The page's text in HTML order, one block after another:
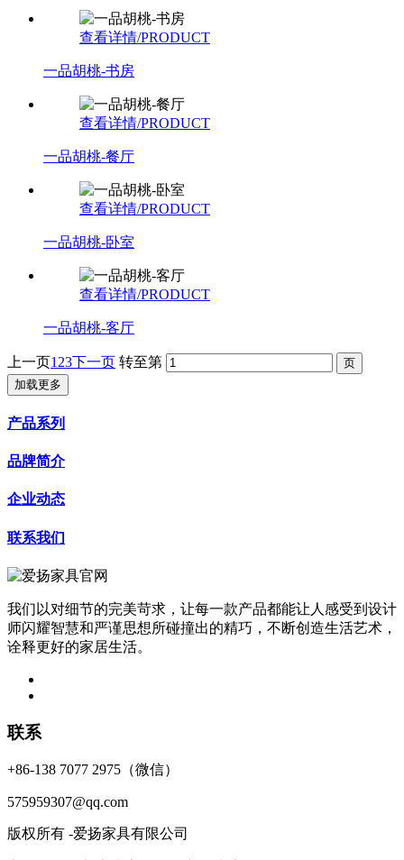
查看详情/PRODUCT
一品胡桃-书房
查看详情/PRODUCT
一品胡桃-餐厅
查看详情/PRODUCT
一品胡桃-卧室
查看详情/PRODUCT
一品胡桃-客厅
上一页1 23下一页 转至第
加载更多
产品系列
品牌简介
企业动态
联系我们
我们以对细节的完美苛求，让每一款产品都能让人感受到设计
师闪耀智慧和严谨思想所碰撞出的精巧，不断创造生活艺术，
诠释更好的家居生活。
联系
+86-138 7077 2975（微信）
575959307@qq.com
版权所有 -爱扬家具有限公司